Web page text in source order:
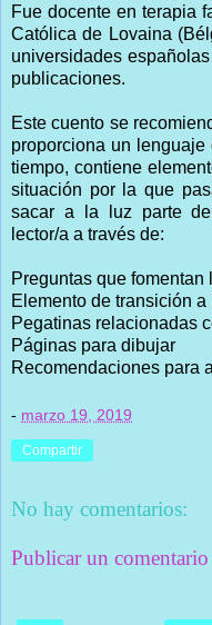
Fue docente en terapia
Católica de Lovaina
universidades
publicaciones.
Este cuento se
proporciona un
tiempo, contiene
situación por la que
sacar a la luz parte
lector/a a través de:
Preguntas que
Elemento de transición
Pegatinas relacionadas
Páginas para dibujar
Recomendaciones para
- marzo 19, 2019
Compartir
No hay comentarios:
Publicar un comentario